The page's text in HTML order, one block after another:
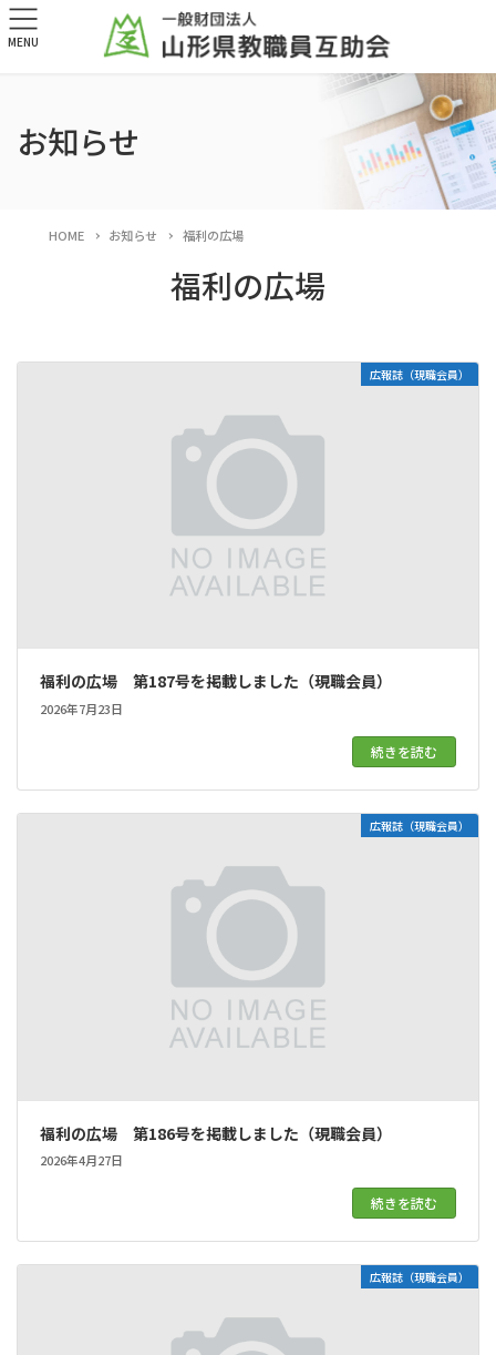
お知らせ
HOME お知らせ 福利の広場
福利の広場
広報誌（現職会員）
福利の広場 第187号を掲載しました（現職会員）
2026年7月23日
続きを読む
広報誌（現職会員）
福利の広場 第186号を掲載しました（現職会員）
2026年4月27日
続きを読む
広報誌（現職会員）
MENU